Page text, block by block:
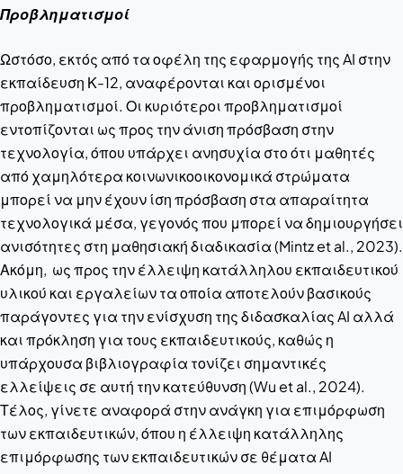
Προβληματισμοί
Ωστόσο, εκτός από τα οφέλη της εφαρμογής της AI στην
εκπαίδευση Κ-12, αναφέρονται και ορισμένοι
προβληματισμοί. Οι κυριότεροι προβληματισμοί
εντοπίζονται ως προς την άνιση πρόσβαση στην
τεχνολογία, όπου υπάρχει ανησυχία στο ότι μαθητές
από χαμηλότερα κοινωνικοοικονομικά στρώματα
μπορεί να μην έχουν ίση πρόσβαση στα απαραίτητα
τεχνολογικά μέσα, γεγονός που μπορεί να δημιουργήσει
ανισότητες στη μαθησιακή διαδικασία (Mintz et al., 2023).
Ακόμη, ως προς την έλλειψη κατάλληλου εκπαιδευτικού
υλικού και εργαλείων τα οποία αποτελούν βασικούς
παράγοντες για την ενίσχυση της διδασκαλίας AI αλλά
και πρόκληση για τους εκπαιδευτικούς, καθώς η
υπάρχουσα βιβλιογραφία τονίζει σημαντικές
ελλείψεις σε αυτή την κατεύθυνση (Wu et al., 2024).
Τέλος, γίνετε αναφορά στην ανάγκη για επιμόρφωση
των εκπαιδευτικών, όπου η έλλειψη κατάλληλης
επιμόρφωσης των εκπαιδευτικών σε θέματα AI